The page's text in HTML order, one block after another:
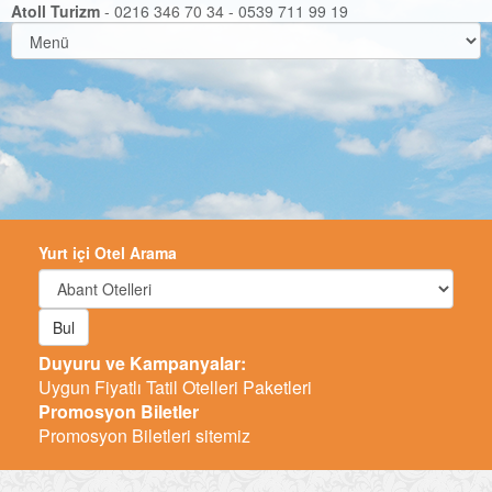
Atoll Turizm - 0216 346 70 34 - 0539 711 99 19
Yurt içi Otel Arama
Bul
Duyuru ve Kampanyalar:
Uygun Fiyatlı Tatil Otelleri Paketleri
Promosyon Biletler
Promosyon Biletleri sitemiz